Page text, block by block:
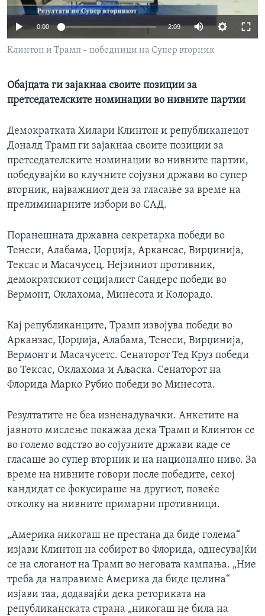
ИНТЕРВЈУА
Јазици
0:00 2:09
Клинтон и Трамп – победници на Супер вторник
Обајцата ги зајакнаа своите позиции за
претседателските номинации во нивните партии
Демократката Хилари Клинтон и републиканецот
Доналд Трамп ги зајакнаа своите позиции за
претседателските номинации во нивните партии,
победувајќи во клучните сојузни држави во супер
вторник, најважниот ден за гласање за време на
прелиминарните избори во САД.
Поранешната државна секретарка победи во
Тенеси, Алабама, Џорџија, Аркансас, Вирџинија,
Тексас и Масачусец. Нејзиниот противник,
демократскиот социјалист Сандерс победи во
Вермонт, Оклахома, Минесота и Колорадо.
Кај републиканците, Трамп извојува победи во
Арканзас, Џорџија, Алабама, Тенеси, Вирџинија,
Вермонт и Масачусетс. Сенаторот Тед Круз победи
во Тексас, Оклахома и Аљаска. Сенаторот на
Флорида Марко Рубио победи во Минесота.
Резултатите не беа изненадувачки. Анкетите на
јавното мислење покажаа дека Трамп и Клинтон се
во големо водство во сојузните држави каде се
гласаше во супер вторник и на национално ниво. За
време на нивните говори после победите, секој
кандидат се фокусираше на другиот, повеќе
отколку на нивните примарни противници.
„Америка никогаш не престана да биде голема“
изјави Клинтон на собирот во Флорида, однесувајќи
се на слоганот на Трамп во неговата кампања. „Ние
треба да направиме Америка да биде целина“
изјави таа, додавајќи дека реториката на
републиканската страна „никогаш не била на